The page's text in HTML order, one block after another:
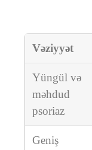
Vəziyyət
Yüngül və
məhdud
psoriaz
Geniş